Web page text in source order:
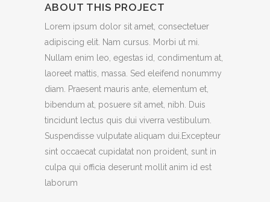
ABOUT THIS PROJECT
Lorem ipsum dolor sit amet, consectetuer
adipiscing elit. Nam cursus. Morbi ut mi.
Nullam enim leo, egestas id, condimentum at,
laoreet mattis, massa. Sed eleifend nonummy
diam. Praesent mauris ante, elementum et,
bibendum at, posuere sit amet, nibh. Duis
tincidunt lectus quis dui viverra vestibulum.
Suspendisse vulputate aliquam dui.Excepteur
sint occaecat cupidatat non proident, sunt in
culpa qui officia deserunt mollit anim id est
laborum